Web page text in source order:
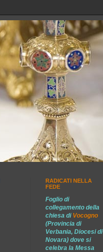
RADICATI NELLA
FEDE
Foglio di
collegamento della
chiesa di Vocogno
(Provincia di
Verbania, Diocesi di
Novara) dove si
celebra la Messa